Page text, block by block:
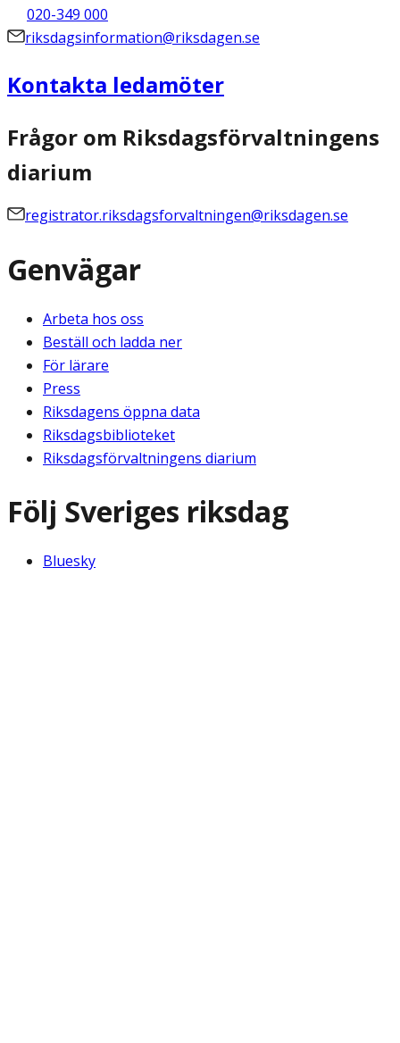
020-349 000
riksdagsinformation@riksdagen.se
Kontakta ledamöter
Frågor om Riksdagsförvaltningens
diarium
registrator.riksdagsforvaltningen@riksdagen.se
Genvägar
Arbeta hos oss
Beställ och ladda ner
För lärare
Press
Riksdagens öppna data
Riksdagsbiblioteket
Riksdagsförvaltningens diarium
Följ Sveriges riksdag
Bluesky